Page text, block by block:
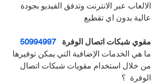
الالعاب عبر الانترنت وتدفق الفيديو بجودة
عالية بدون اي تقطيع
مقوي شبكات اتصال الوفرة 50994997
ما هي الخدمات الإضافية التي يمكن توفيرها
من خلال استخدام مقويات شبكات اتصال
الوفرة  ؟